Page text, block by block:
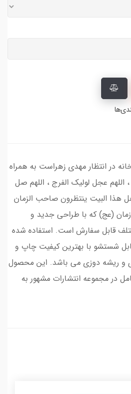
در انتظار مهدی زهراست به همراه
عجل لولیک الفرج ، اللهم صل
هذا البیت ینتظرون صاحب الزمان
(عج) که با طراحی جدید و
قابل سفارش است. استفاده شده
شستشو با بهترین کیفیت چاپ و
و ریشه دوزی می باشد. این محصول
در مجموعه انتشارات مشهور به